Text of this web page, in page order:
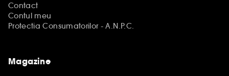
Contact
Contul meu
Protectia Consumatorilor - A.N.P.C.
Magazine